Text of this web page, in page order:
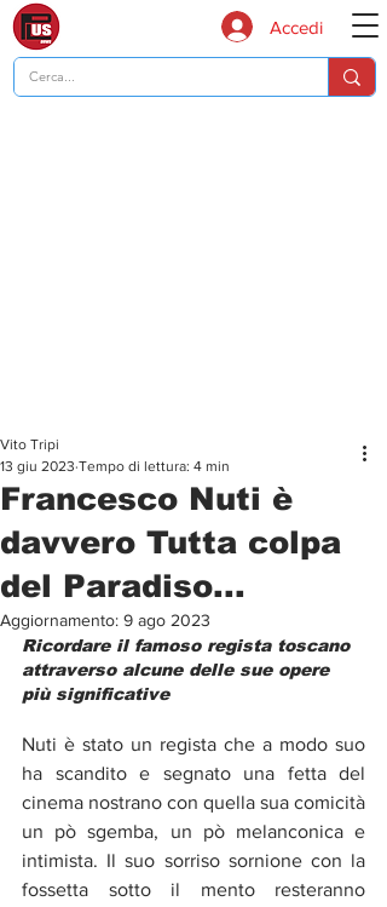
Accedi
Francesco Nuti è
davvero Tutta colpa
del Paradiso...
Vito Tripi
13 giu 2023 Tempo di lettura: 4 min
Aggiornamento: 9 ago 2023
Ricordare il famoso regista toscano
attraverso alcune delle sue opere
più significative
Nuti è stato un regista che a modo suo
ha scandito e segnato una fetta del
cinema nostrano con quella sua comicità
un pò sgemba, un pò melanconica e
intimista. Il suo sorriso sornione con la
fossetta sotto il mento resteranno